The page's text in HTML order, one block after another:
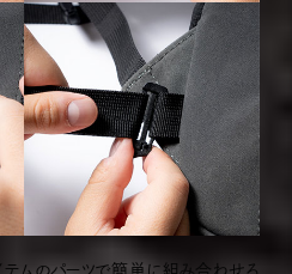
テムのパーツで簡単に組み合わせる